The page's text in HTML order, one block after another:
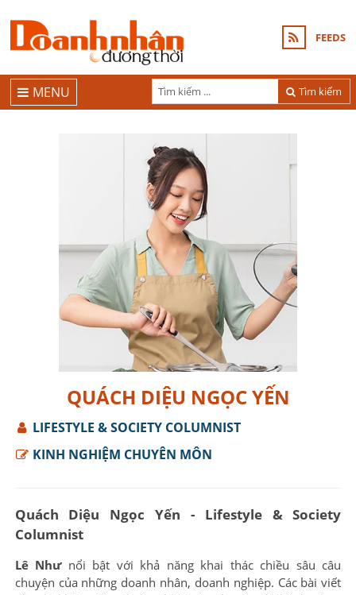
FEEDS
Tìm kiếm
MENU
QUÁCH DIỆU NGỌC YẾN
LIFESTYLE & SOCIETY COLUMNIST
KINH NGHIỆM CHUYÊN MÔN
Quách Diệu Ngọc Yến - Lifestyle & Society
Columnist
Lê Nhưnổi bật với khả năng khai thác chiều sâu câu
chuyện của những doanh nhân, doanh nghiệp. Các bài viết